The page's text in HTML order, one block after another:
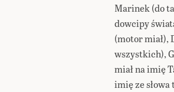
Marinek (do
dowcipy
(motor miał),
wszystkich),
miał na imię
imię ze